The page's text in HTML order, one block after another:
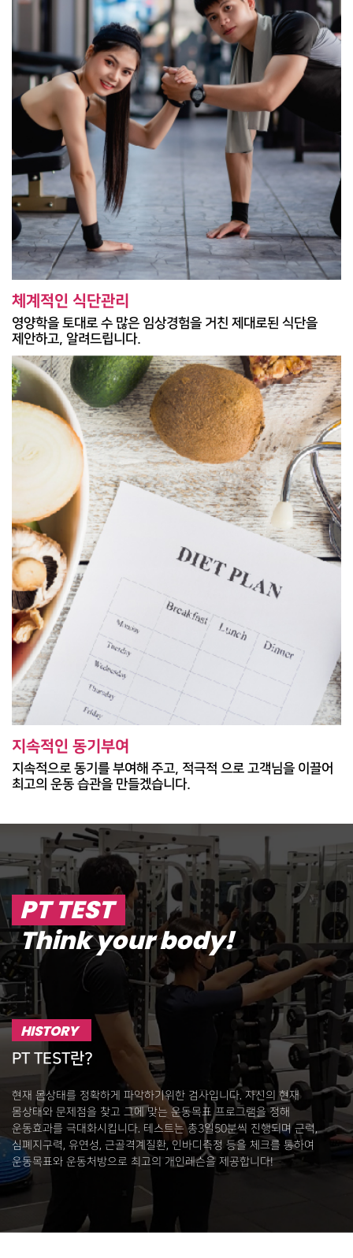
체계적인 식단관리
영양학을 토대로 수 많은 임상경험을 거친 제대로된 식단을
제안하고, 알려드립니다.
지속적인 동기부여
지속적으로 동기를 부여해 주고, 적극적 으로 고객님을 이끌어
최고의 운동 습관을 만들겠습니다.
PT TEST
Think your body!
HISTORY
PT TEST란?
현재 몸상태를 정확하게 파악하기위한 검사입니다. 자신의 현재
몸상태와 문제점을 찾고 그에 맞는 운동목표 프로그램을 정해
운동효과를 극대화시킵니다. 테스트는 총3일50분씩 진행되며 근력,
심폐지구력, 유연성, 근골격계질환, 인바디측정 등을 체크를 통하여
운동목표와 운동처방으로 최고의 개인레슨을 제공합니다!